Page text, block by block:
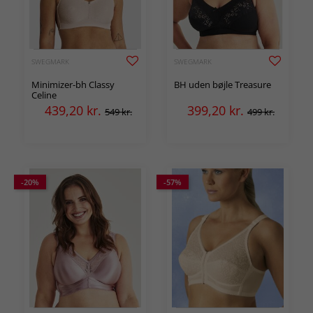
SWEGMARK
Minimizer-bh Classy
Celine
439,20 kr. 549 kr.
SWEGMARK
BH uden bøjle Treasure
399,20 kr. 499 kr.
-20% -57%